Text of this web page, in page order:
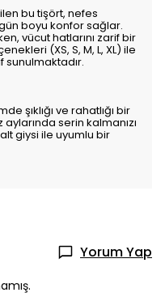
bu tişört, nefes
boyu konfor sağlar.
vücut hatlarını zarif bir
(XS, S, M, L, XL) ile
sunulmaktadır.
şıklığı ve rahatlığı bir
aylarında serin kalmanızı
giysi ile uyumlu bir
Yorum Yap